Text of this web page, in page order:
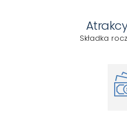
Składka